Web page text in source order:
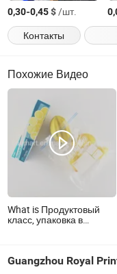
0,30-0,45$/шт.
Контакты
Похожие Видео
What is Продуктовый
класс, упаковка в
многоразовый пакет,
Guangzhou Royal